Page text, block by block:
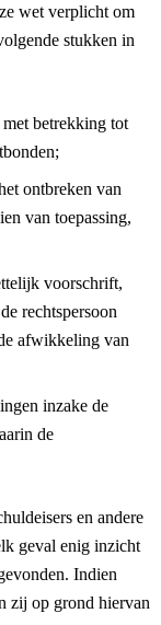
wet verplicht om
stukken in
met betrekking tot
ontbreken van
van toepassing,
voorschrift,
rechtspersoon
afwikkeling van
inzake de
de
en andere
geval enig inzicht
Indien
zij op grond hiervan